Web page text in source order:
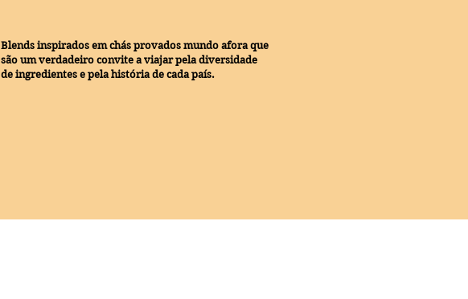
Blends inspirados em chás provados mundo afora que
são um verdadeiro convite a viajar pela diversidade
de ingredientes e pela história de cada país.